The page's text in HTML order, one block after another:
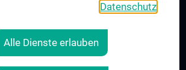
Datenschutz
Alle Dienste erlauben